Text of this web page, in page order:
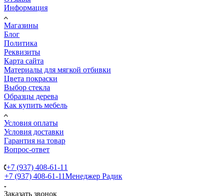
Информация
Магазины
Блог
Политика
Реквизиты
Карта сайта
Материалы для мягкой отбивки
Цвета покраски
Выбор стекла
Образцы дерева
Как купить мебель
Условия оплаты
Условия доставки
Гарантия на товар
Вопрос-ответ
+7 (937) 408-61-11
+7 (937) 408-61-11Менеджер Радик
Заказать звонок